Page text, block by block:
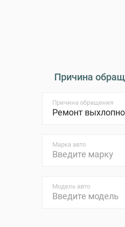
Причина
Причина обращения
Марка авто
Модель авто